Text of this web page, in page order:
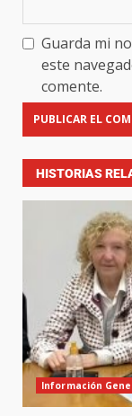
Guarda mi
este
comente.
HISTORIAS
Información